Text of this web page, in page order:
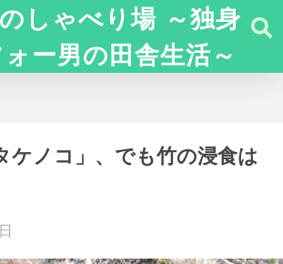
しゃべり場 ～独身
ー男の田舎生活～
ケノコ」、でも竹の浸食は